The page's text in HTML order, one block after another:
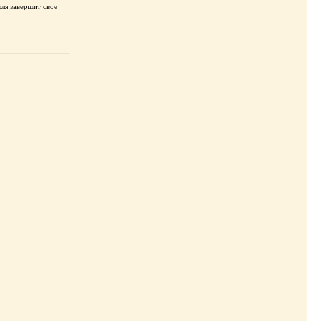
завершит свое